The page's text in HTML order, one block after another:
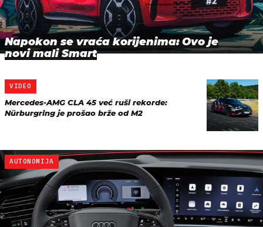
Napokon se vraća korijenima: Ovo je
novi mali Smart
VIDEO
Mercedes-AMG CLA 45 već ruši rekorde:
Nürburgring je prošao brže od M2
AUTONOMIJA